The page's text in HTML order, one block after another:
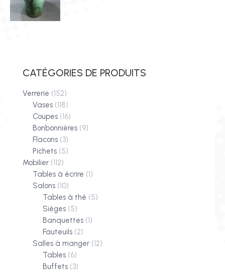
CATÉGORIES DE PRODUITS
Verrerie (152)
Vases (118)
Coupes (16)
Bonbonnières (9)
Flacons (3)
Pichets (5)
Mobilier (112)
Tables à écrire (1)
Salons (10)
Tables à thé (5)
Sièges (5)
Banquettes (1)
Fauteuils (2)
Salles à manger (12)
Tables (6)
Buffets (3)